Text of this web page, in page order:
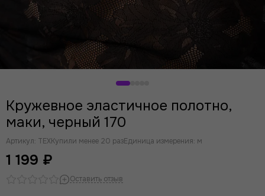
Кружевное эластичное полотно,
маки, черный 170
Артикул: TEXКупили менее 20 разЕдиница измерения: м
1 199 ₽
Оставить отзыв